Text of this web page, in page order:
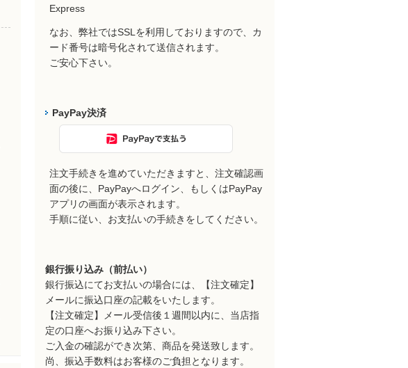
Express
なお、弊社ではSSLを利用しておりますので、カ
ード番号は暗号化されて送信されます。
ご安心下さい。
PayPay決済
注文手続きを進めていただきますと、注文確認画
面の後に、PayPayへログイン、もしくはPayPay
アプリの画面が表示されます。
手順に従い、お支払いの手続きをしてください。
銀行振り込み（前払い）
銀行振込にてお支払いの場合には、【注文確定】
メールに振込口座の記載をいたします。
【注文確定】メール受信後１週間以内に、当店指
定の口座へお振り込み下さい。
ご入金の確認ができ次第、商品を発送致します。
尚、振込手数料はお客様のご負担となります。